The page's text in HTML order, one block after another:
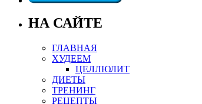
НА САЙТЕ
ГЛАВНАЯ
ХУДЕЕМ
ЦЕЛЛЮЛИТ
ДИЕТЫ
ТРЕНИНГ
РЕЦЕПТЫ